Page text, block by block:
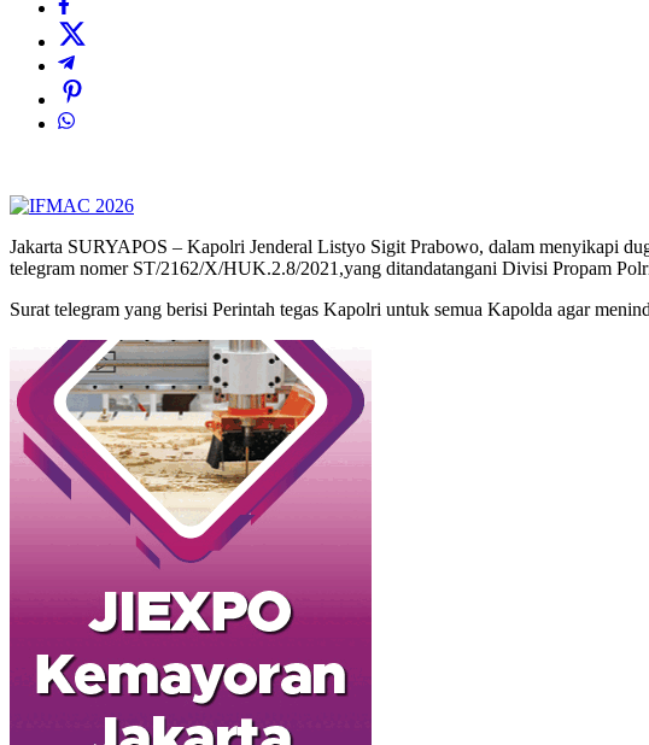
Jakarta SURYAPOS – Kapolri Jenderal Listyo Sigit Prabowo, dalam menyikapi
telegram nomer ST/2162/X/HUK.2.8/2021,yang ditandatangani Divisi Propam
Surat telegram yang berisi Perintah tegas Kapolri untuk semua Kapolda agar